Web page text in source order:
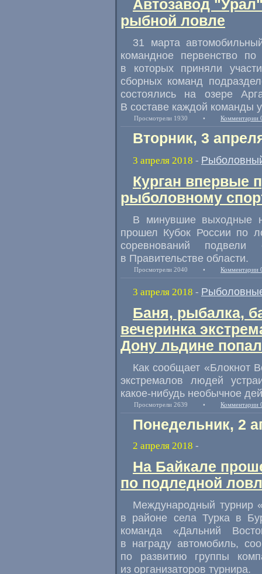
Автозавод
рыбной ловле
31 марта
командное первенство
в которых приняли
сборных команд
состоялись на озере
В составе каждой команды
Просмотрели 1930 • Комментарии
Вторник, 3
3 апреля 2018 -
Курган впервые
рыболовному
В минувшие выходные
прошел Кубок России по
соревнований подвели
в Правительстве области.
Просмотрели 2040 • Комментарии
3 апреля 2018 -
Баня, рыбалка,
вечеринка
Дону льдине
Как сообщает «Блокнот
экстремалов людей
какое-нибудь необычное
Просмотрели 2639 • Комментарии
Понедельник, 2
2 апреля 2018 -
На Байкале
по подледной
Международный турнир
в районе села Турка в
команда
«Дальний
в награду автомобиль,
по развитию группы
из организаторов турнира.